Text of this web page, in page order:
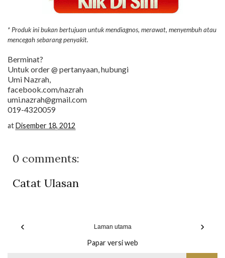
* Produk ini bukan bertujuan untuk mendiagnos, merawat, menyembuh atau
mencegah sebarang penyakit.
Berminat?
Untuk order @ pertanyaan, hubungi
Umi Nazrah,
facebook.com/nazrah
umi.nazrah@gmail.com
019-4320059
atDisember 18, 2012
0 comments:
Catat Ulasan
‹ ›
Laman utama
Papar versi web